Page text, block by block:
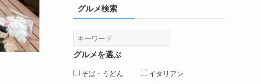
グルメ検索
グルメを選ぶ
そば・うどん
イタリアン